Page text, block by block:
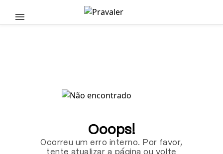
Pular para o conteúdo principal
Ooops!
Ocorreu um erro interno. Por favor,
tente atualizar a página ou volte